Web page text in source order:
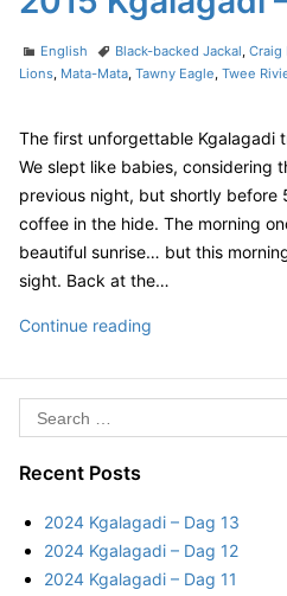
l
a
a
d
i
–
D
a
s
t
e
C
a
g
o
i
e
s
English
T
a
Black-backed Jackal,Craig
Lions, Mata-Mata, Tawny Eagle, Twee
0
5
K
g
a
a
–
a
6
The first unforgettable Kgalagadi
We slept like babies, considering
previous night, but shortly before
coffee in the hide. The morning
beautiful sunrise… but this
sight. Back at the…
Continue reading
1
K
l
a
g
e
a
c
h
Recent Posts
2024 Kgalagadi – Dag 13
2024 Kgalagadi – Dag 12
2024 Kgalagadi – Dag 11